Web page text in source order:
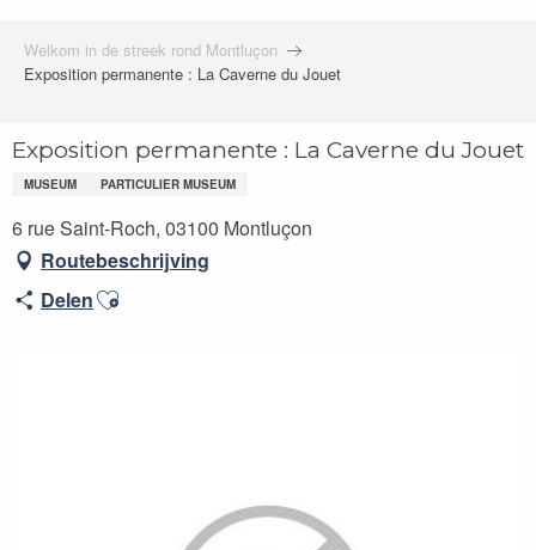
Welkom in de streek rond Montluçon
Exposition permanente : La Caverne du Jouet
Exposition permanente : La Caverne du Jouet
MUSEUM PARTICULIER MUSEUM
6 rue Saint-Roch, 03100 Montluçon
Routebeschrijving
DelenAjouter aux favoris